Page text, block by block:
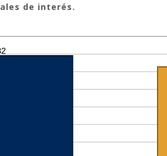
de interés.